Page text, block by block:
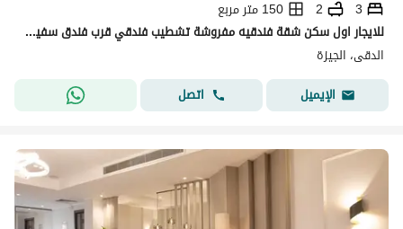
3
2
150 متر مربع
للايجار اول سكن شقة فندقيه مفروشة تشطيب فندقي قرب فندق سفير ميدان المساحه للسكن الراقي والمميز بالدقي
الدقى، الجيزة
الإيميل
اتصل